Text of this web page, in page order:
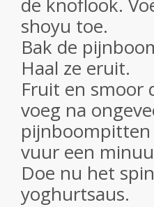
shoyu toe.
Bak de
Haal ze eruit.
Fruit en smoor
voeg na
pijnboompitten
vuur een
Doe nu het
yoghurtsaus.